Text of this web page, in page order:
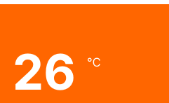
26 ℃